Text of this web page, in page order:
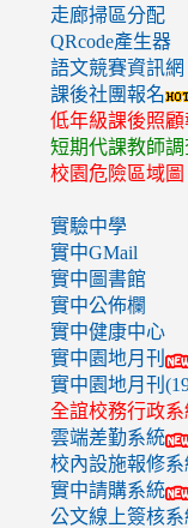
走廊掃區分配
QRcode產生器
語文競賽資訊網
課後社團報名
低年級課後照顧
短期代課教師調
校園危險區域圖
實驗中學
實中GMail
實中圖書館
實中公佈欄
實中健康中心
實中園地月刊
實中園地月刊
全誼校務行政
雲端差勤系統
校內設施報修系
實中請購系統
公文線上簽核系